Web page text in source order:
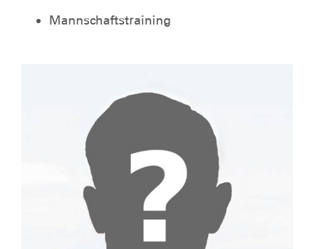
Mannschaftstraining